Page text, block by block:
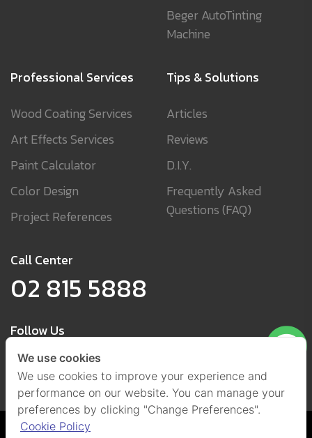
Beger AutoTinting
Machine
Professional Services
Wood Coating Services
Art Effects Services
Paint Calculator
Color Design
Project References
Tips & Solutions
Articles
Reviews
D.I.Y.
Frequently Asked
Questions (FAQ)
Call Center
02 815 5888
Follow Us
We use cookies
We use cookies to improve your experience and
performance on our website. You can manage your
preferences by clicking "Change Preferences".
Cookie Policy